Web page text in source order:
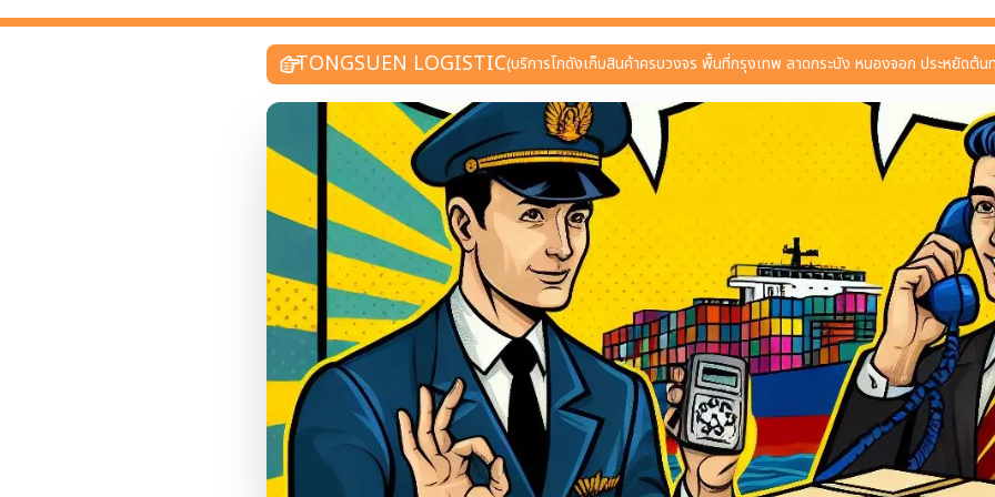
TONGSUEN LOGISTIC(บริการโกดังเก็บสินค้าครบวงจร พื้นที่กรุงเทพ ลาดกระบัง หนองจอก ประหยัดต้น